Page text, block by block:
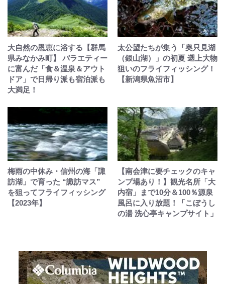
大自然の恩恵に浴する【群馬
県みなかみ町】 バラエティー
に富んだ「食＆温泉＆アウト
ドア」で日帰り派も宿泊派も
大満足！
太公望たちが集う「奥只見湖
（銀山湖）」の初夏 遡上大物
狙いのフライフィッシング！
【新潟県魚沼市】
梅雨の中休み・信州の海「諏
訪湖」で育った “諏訪マス”
を狙ってフライフィッシング
【2023年】
【南会津に要チェックのキャ
ンプ場あり！】観光名所「大
内宿」まで10分＆100％源泉
風呂に入り放題！「こぼうし
の湯 洗心亭キャンプサイト」